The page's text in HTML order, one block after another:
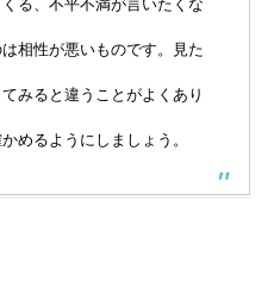
る、不平不満が言いたくな
相性が悪いものです。見た
みると違うことがよくあり
めるようにしましょう。